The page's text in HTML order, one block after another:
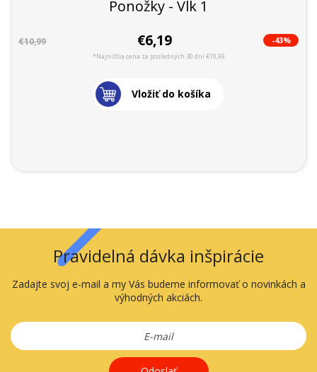
Ponožky - Vlk 1
€10,99 €6,19 -43%
*Najnižšia cena za posledných 30 dní €10,99
Vložiť do košíka
Pravidelná dávka inšpirácie
Zadajte svoj e-mail a my Vás budeme informovať o novinkách a
výhodných akciách.